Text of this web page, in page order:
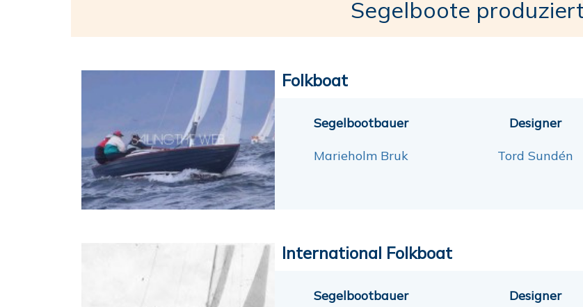
Segelboote produziert
Folkboat
Segelbootbauer
Marieholm Bruk
Designer
Tord Sundén
International Folkboat
Segelbootbauer Designer